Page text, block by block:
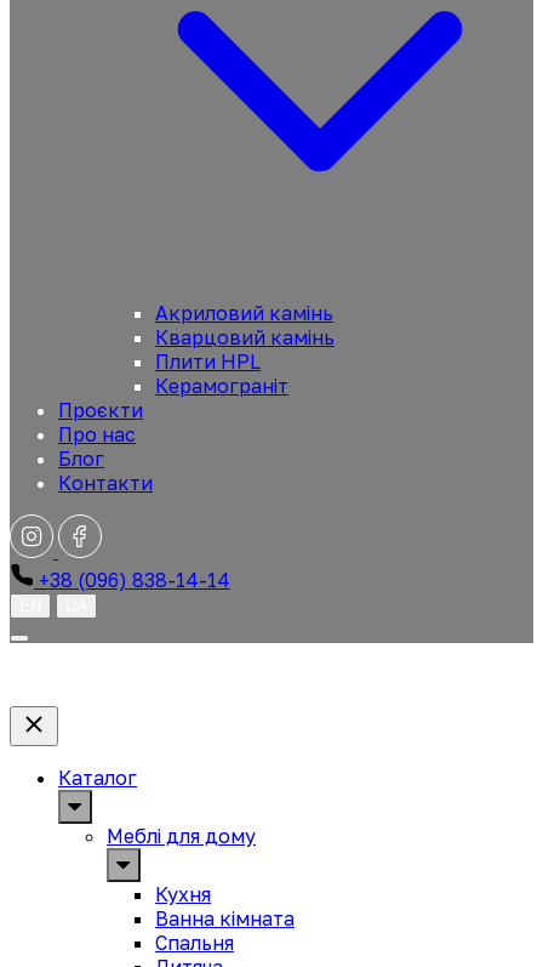
Акриловий камінь
Кварцовий камінь
Плити HPL
Керамограніт
Проєкти
Про нас
Блог
Контакти
+38 (096) 838-14-14
Каталог
Меблі для дому
Кухня
Ванна кімната
Спальня